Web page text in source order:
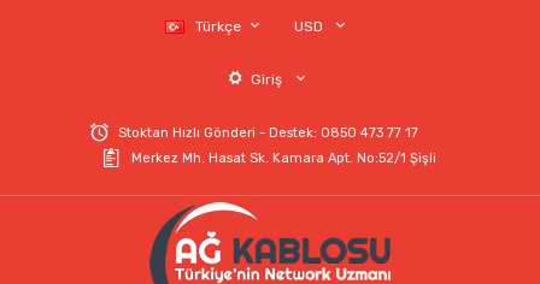
Türkçe USD
Giriş
Stoktan Hızlı Gönderi - Destek: 0850 473 77 17
Merkez Mh. Hasat Sk. Kamara Apt. No:52/1 Şişli